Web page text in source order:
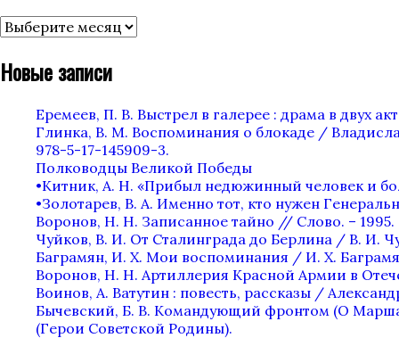
архив
публикаций
Новые записи
Еремеев, П. В. Выстрел в галерее : драма в двух
Глинка, В. М. Воспоминания о блокаде /
978-5-17-145909-3.
Полководцы Великой Победы
•Китник, А. Н. «Прибыл недюжинный человек и
•Золотарев, В. А. Именно тот, кто нужен
Воронов, Н. Н. Записанное тайно // Слово. –
Чуйков, В. И. От Сталинграда до Берлина / В. И.
Баграмян, И. Х. Мои воспоминания / И. Х.
Воронов, Н. Н. Артиллерия Красной Армии в
Воинов, А. Ватутин : повесть, рассказы /
Бычевский, Б. В. Командующий фронтом (О
(Герои Советской Родины).